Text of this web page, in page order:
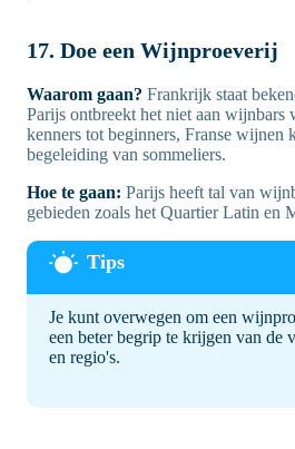
17. Doe een Wijnproeverij
Waarom gaan? Frankrijk staat
Parijs ontbreekt het niet aan wijnbars
kenners tot beginners, Franse wijnen
begeleiding van sommeliers.
Hoe te gaan: Parijs heeft tal van
gebieden zoals het Quartier Latin en
Je kunt overwegen om een
een beter begrip te krijgen van de
en regio's.